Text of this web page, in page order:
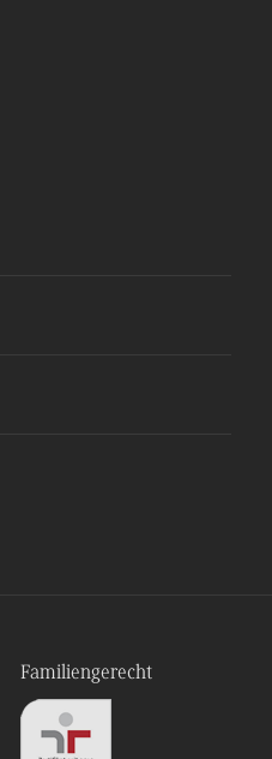
Familiengerecht